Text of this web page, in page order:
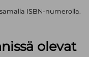
ISBN-numerolla.
olevat